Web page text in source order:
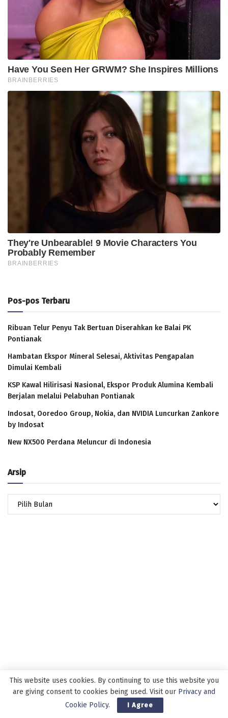
Pos-pos Terbaru
Ribuan Telur Penyu Tak Bertuan Diserahkan ke Balai PK
Pontianak
Hambatan Ekspor Mineral Selesai, Aktivitas Pengapalan
Dimulai Kembali
KSP Kawal Hilirisasi Nasional, Ekspor Produk Alumina Kembali
Berjalan melalui Pelabuhan Pontianak
Indosat, Ooredoo Group, Nokia, dan NVIDIA Luncurkan Zankore
by Indosat
New NX500 Perdana Meluncur di Indonesia
Arsip
This website uses cookies. By continuing to use this website you
are giving consent to cookies being used. Visit our Privacy and
Cookie Policy. I Agree